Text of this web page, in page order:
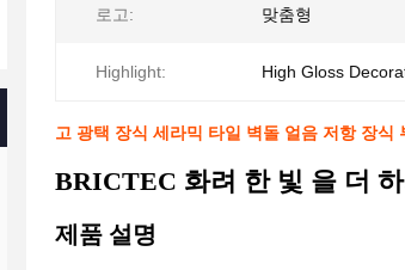
로고: 맞춤형
Highlight: High Gloss
고 광택 장식 세라믹 타일 벽돌 얼음 저항 장식
BRICTEC 화려 한 빛 을 더
제품 설명